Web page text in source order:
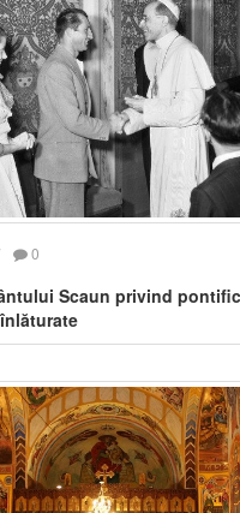
0
Scaun privind